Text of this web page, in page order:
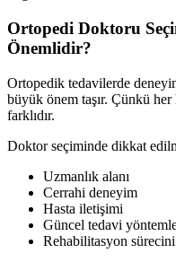
Ortopedi Doktoru
Önemlidir?
Ortopedik tedavilerde
büyük önem taşır. Çünkü her
farklıdır.
Doktor seçiminde dikkat
Uzmanlık alanı
Cerrahi deneyim
Hasta iletişimi
Güncel tedavi
Rehabilitasyon